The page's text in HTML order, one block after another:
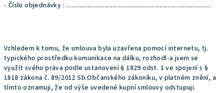
- Číslo objednávky : .......................................................................................
Vzhledem k tomu, že smlouva byla uzavřena pomocí internetu, tj.
typického prostředku komunikace na dálku, rozhodl-a jsem se
využít svého práva podle ustanovení § 1829 odst. 1 ve spojení s §
1818 zákona č. 89/2012 Sb.Občanského zákoníku, v platném znění, a
tímto oznamuji, že od výše uvedené kupní smlouvy odstupuji.